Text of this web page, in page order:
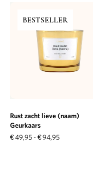
BESTSELLER
Rust zacht lieve (naam)
Geurkaars
€49,95 -€94,95